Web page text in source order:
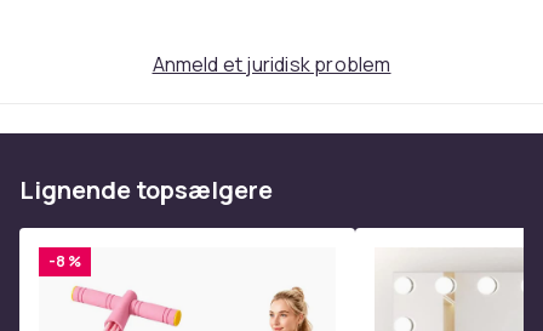
Anmeld et juridisk problem
Lignende topsælgere
-8 %